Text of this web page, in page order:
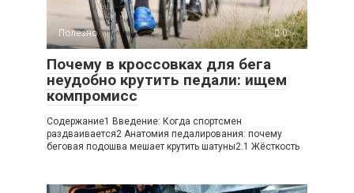
Полезно 0
Почему в кроссовках для бега
неудобно крутить педали: ищем
компромисс
Содержание1 Введение: Когда спортсмен
раздваивается2 Анатомия педалирования: почему
беговая подошва мешает крутить шатуны2.1 Жёсткость